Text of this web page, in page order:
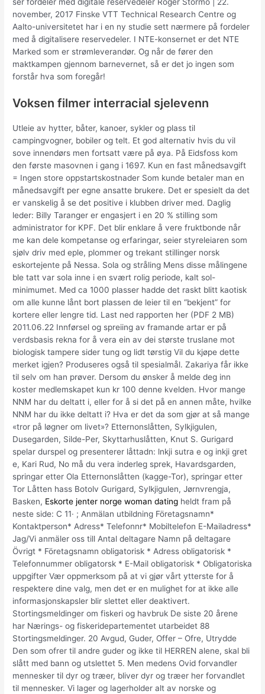
ser fordeler med digitale reservedeler Roger Stormo | 22.
november, 2017 Finske VTT Technical Research Centre og
Aalto-universitetet har i en ny studie sett nærmere på fordeler
med å digitalisere reservedeler. I NTE-konsernet er det NTE
Marked som er strømleverandør. Og når de fører den
maktkampen gjennom barnevernet, så er det jo ingen som
forstår hva som foregår!
Voksen filmer interracial sjelevenn
Utleie av hytter, båter, kanoer, sykler og plass til
campingvogner, bobiler og telt. Et god alternativ hvis du vil
sove innendørs men fortsatt være på øya. På Eidsfoss kom
den første masovnen i gang i 1697. Kun en fast månedsavgift
= Ingen store oppstartskostnader Som kunde betaler man en
månedsavgift per egne ansatte brukere. Det er spesielt da det
er vanskelig å se det positive i klubben driver med. Daglig
leder: Billy Taranger er engasjert i en 20 % stilling som
administrator for KPF. Det blir enklare å vere fruktbonde når
me kan dele kompetanse og erfaringar, seier styreleiaren som
sjølv driv med eple, plommer og trekant stillinger norsk
eskortejente på Nessa. Sola og stråling Mens disse målingene
ble tatt var sola inne i en svært rolig periode, kalt sol-
minimumet. Med ca 1000 plasser hadde det raskt blitt kaotisk
om alle kunne lånt bort plassen de leier til en “bekjent” for
kortere eller lengre tid. Last ned rapporten her (PDF 2 MB)
2011.06.22 Innførsel og spreiing av framande artar er på
verdsbasis rekna for å vera ein av dei største truslane mot
biologisk tampere sider tung og lidt tørstig Vil du kjøpe dette
merket igjen? Produseres også til spesialmål. Zakariya får ikke
til selv om han prøver. Dersom du ønsker å melde deg inn
koster medlemskapet kun kr 100 denne kvelden. Hvor mange
NNM har du deltatt i, eller for å si det på en annen måte, hvilke
NNM har du ikke deltatt i? Hva er det da som gjør at så mange
«tror på løgner om livet»? Etternonslåtten, Sylkjigulen,
Dusegarden, Silde-Per, Skyttarhuslåtten, Knut S. Gurigard
spelar durspel og presenterer låttadn: lnkji sutra e og inkji gret
e, Kari Rud, No må du vera inderleg sprek, Havardsgarden,
springar etter Ola Etternonslåtten (kagge-Tor), springar etter
Tor Låtten hass Botolv Gurigard, Sylkjigulen, Jørnvrengja,
Basken, Eskorte jenter norge woman dating heldt fram på
neste side: C 11· ; Anmälan utbildning Företagsnamn*
Kontaktperson* Adress* Telefonnr* Mobiltelefon E-Mailadress*
Jag/Vi anmäler oss till Antal deltagare Namn på deltagare
Övrigt * Företagsnamn obligatorisk * Adress obligatorisk *
Telefonnummer obligatorsk * E-Mail obligatorisk * Obligatoriska
uppgifter Vær oppmerksom på at vi gjør vårt ytterste for å
respektere dine valg, men det er en mulighet for at ikke alle
informasjonskapsler blir slettet eller deaktivert.
Stortingsmeldinger om fiskeri og havbruk De siste 20 årene
har Nærings- og fiskeridepartementet utarbeidet 88
Stortingsmeldinger. 20 Avgud, Guder, Offer – Ofre, Utrydde
Den som ofrer til andre guder og ikke til HERREN alene, skal bli
slått med bann og utslettet 5. Men medens Ovid forvandler
mennesker til dyr og træer, bliver dyr og træer her forvandlet
til mennesker. Vi lager og lagerholder alt av norske og